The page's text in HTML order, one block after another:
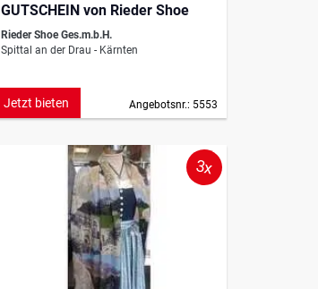
GUTSCHEIN von Rieder Shoe
Rieder Shoe Ges.m.b.H.
Spittal an der Drau - Kärnten
Angebotsnr.: 5553
Jetzt bieten
3x